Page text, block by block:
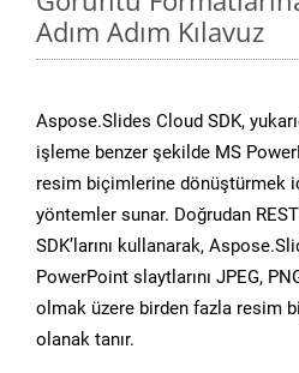
Adım Adım Kılavuz
Aspose.Slides Cloud SDK,
işleme benzer şekilde MS
resim biçimlerine dönüştürmek
yöntemler sunar. Doğrudan REST
SDK’larını kullanarak,
PowerPoint slaytlarını JPEG,
olmak üzere birden fazla resim
olanak tanır.